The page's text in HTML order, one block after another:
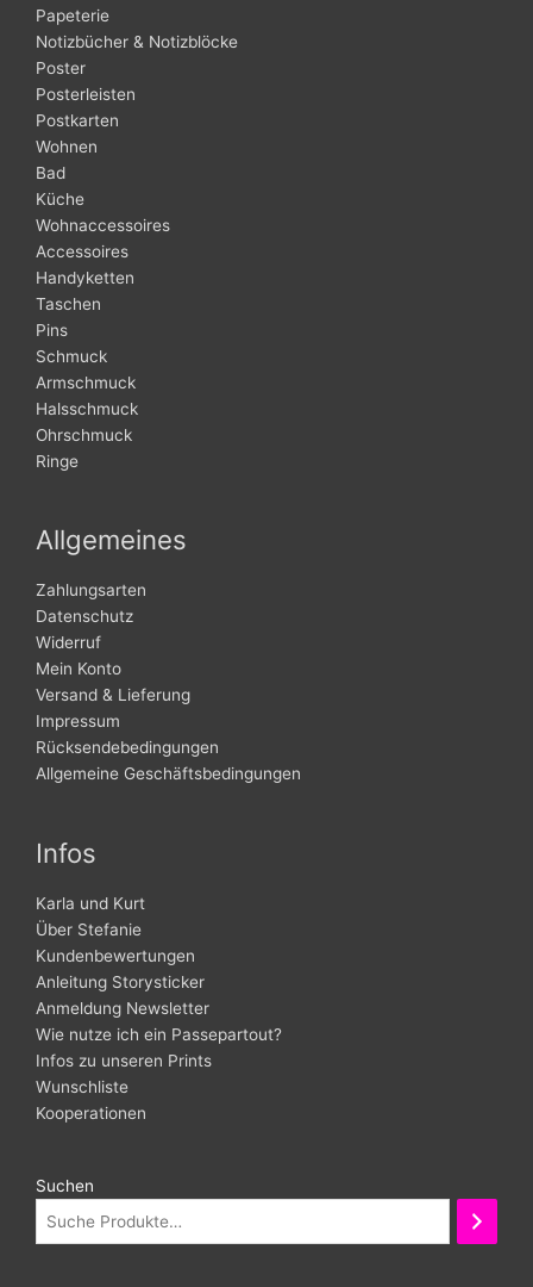
Papeterie
Notizbücher & Notizblöcke
Poster
Posterleisten
Postkarten
Wohnen
Bad
Küche
Wohnaccessoires
Accessoires
Handyketten
Taschen
Pins
Schmuck
Armschmuck
Halsschmuck
Ohrschmuck
Ringe
Allgemeines
Zahlungsarten
Datenschutz
Widerruf
Mein Konto
Versand & Lieferung
Impressum
Rücksendebedingungen
Allgemeine Geschäftsbedingungen
Infos
Karla und Kurt
Über Stefanie
Kundenbewertungen
Anleitung Storysticker
Anmeldung Newsletter
Wie nutze ich ein Passepartout?
Infos zu unseren Prints
Wunschliste
Kooperationen
Suchen